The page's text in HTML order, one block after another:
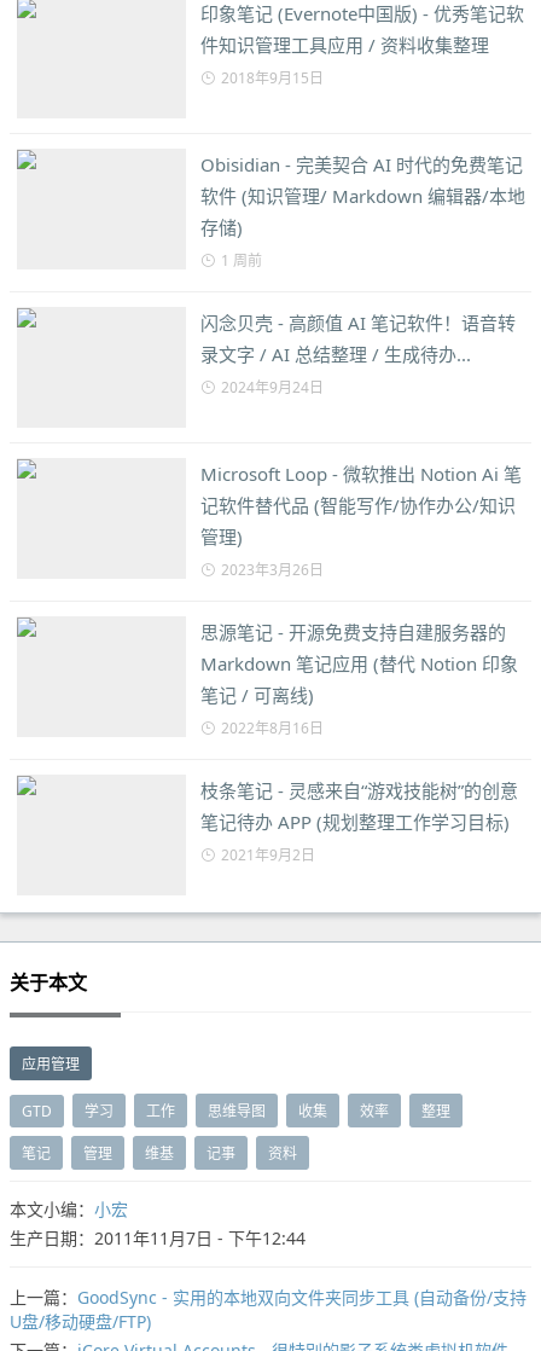
印象笔记 (Evernote中国版) - 优秀笔记软
件知识管理工具应用 / 资料收集整理
2018年9月15日
Obisidian - 完美契合 AI 时代的免费笔记
软件 (知识管理/ Markdown 编辑器/本地
存储)
1 周前
闪念贝壳 - 高颜值 AI 笔记软件！语音转
录文字 / AI 总结整理 / 生成待办...
2024年9月24日
Microsoft Loop - 微软推出 Notion Ai 笔
记软件替代品 (智能写作/协作办公/知识
管理)
2023年3月26日
思源笔记 - 开源免费支持自建服务器的
Markdown 笔记应用 (替代 Notion 印象
笔记 / 可离线)
2022年8月16日
枝条笔记 - 灵感来自“游戏技能树”的创意
笔记待办 APP (规划整理工作学习目标)
2021年9月2日
关于本文
应用管理
GTD 学习 工作 思维导图 收集 效率 整理
笔记 管理 维基 记事 资料
本文小编： 小宏
生产日期：2011年11月7日 - 下午12:44
上一篇： GoodSync - 实用的本地双向文件夹同步工具 (自动备份/支持
U盘/移动硬盘/FTP)